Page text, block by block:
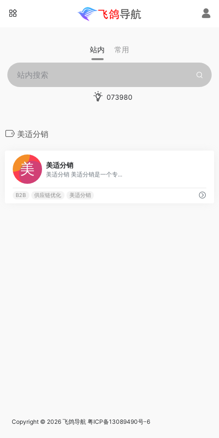
站内 常用
073980
美适分销
美适分销
美适分销 美适分销是一个专...
B2B 供应链优化 美适分销
Copyright © 2026 飞鸽导航 粤ICP备13089490号-6